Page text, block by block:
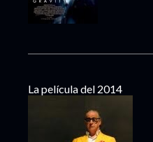
La película del 2014